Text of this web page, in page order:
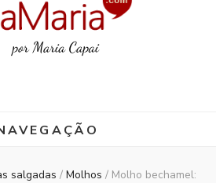
salgadas / Molhos / Molho bechamel: